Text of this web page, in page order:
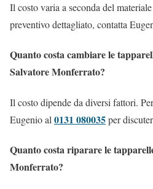
Il costo varia a seconda del
preventivo dettagliato, contatta
Quanto costa cambiare le
Salvatore Monferrato?
Il costo dipende da diversi fattori.
Eugenio al 0131 080035per
Quanto costa riparare le
Monferrato?